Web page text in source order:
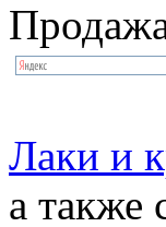
Лаки и
а также